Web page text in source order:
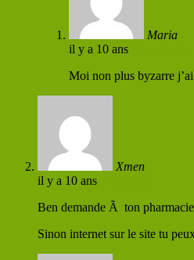
Maria
il y a 10 ans
Moi non plus byzarre
Xmen
il y a 10 ans
Ben demande Ã ton
Sinon internet sur le site tu